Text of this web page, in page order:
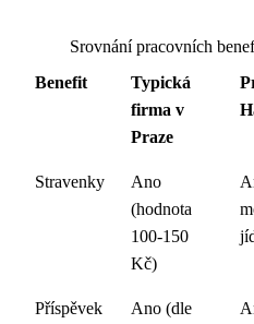
Srovnání pracovních
Benefit
Typická
firma v
Praze
Stravenky
Ano
(hodnota
100-150
Kč)
Příspěvek
Ano (dle